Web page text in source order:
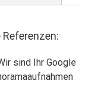
sind Ihr Google